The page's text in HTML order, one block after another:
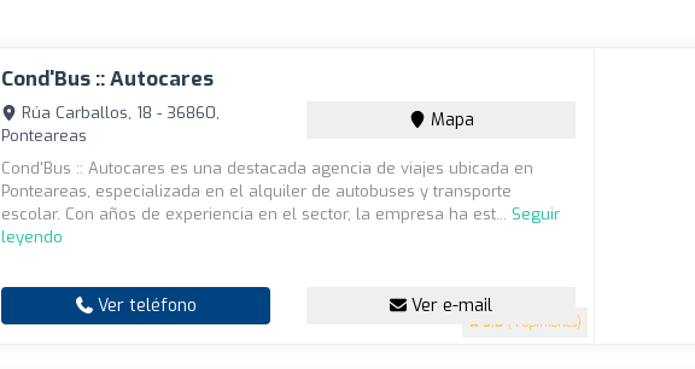
Cond'Bus :: Autocares
3.8 (4 opiniones)
Rúa Carballos, 18 - 36860,
Ponteareas
Mapa
Cond'Bus :: Autocares es una destacada agencia de viajes ubicada en
Ponteareas, especializada en el alquiler de autobuses y transporte
escolar. Con años de experiencia en el sector, la empresa ha est... Seguir
leyendo
Ver teléfono Ver e-mail